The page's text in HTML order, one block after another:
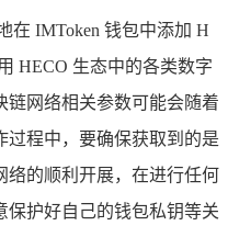
在 IMToken 钱包中添加 H
HECO 生态中的各类数字
链网络相关参数可能会随着
过程中，要确保获取到的是
络的顺利开展，在进行任何
保护好自己的钱包私钥等关